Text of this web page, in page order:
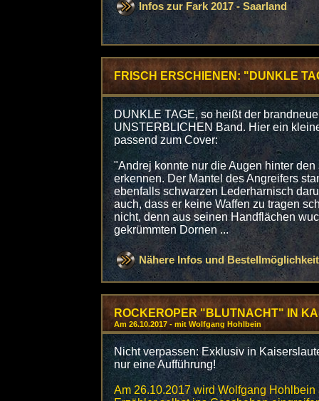
Infos zur Fark 2017 - Saarland
FRISCH ERSCHIENEN: "DUNKLE
DUNKLE TAGE, so heißt der
UNSTERBLICHEN Band. Hier ein
passend zum Cover:
"Andrej konnte nur die Augen hinter
erkennen. Der Mantel des Angreifers
ebenfalls schwarzen Lederharnisch
auch, dass er keine Waffen zu tragen
nicht, denn aus seinen Handflächen
gekrümmten Dornen ...
Nähere Infos und Bestellmöglichkeit
ROCKEROPER "BLUTNACHT" IN
Am 26.10.2017 - mit Wolfgang Hohlbein
Nicht verpassen: Exklusiv in
nur eine Aufführung!
Am 26.10.2017 wird Wolfgang Hohlbein